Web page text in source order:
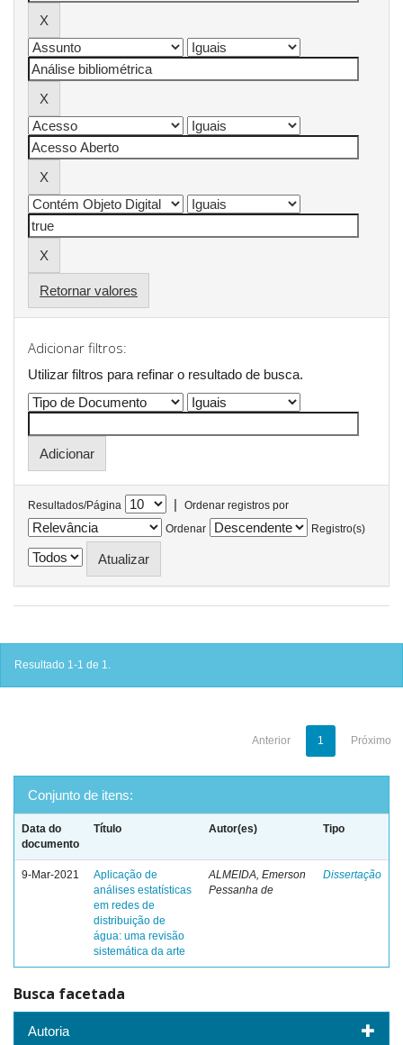
Retornar valores
Adicionar filtros:
Utilizar filtros para refinar o resultado de busca.
Resultados/Página |
Ordenar registros por
Ordenar
Registro(s)
Resultado 1-1 de 1.
Anterior 1 Próximo
Conjunto de itens:
Data do
documento
Título Autor(es) Tipo
9-Mar-2021
Aplicação de
análises estatísticas
em redes de
distribuição de
água: uma revisão
sistemática da arte
ALMEIDA, Emerson
Pessanha de
Dissertação
Busca facetada
Autoria